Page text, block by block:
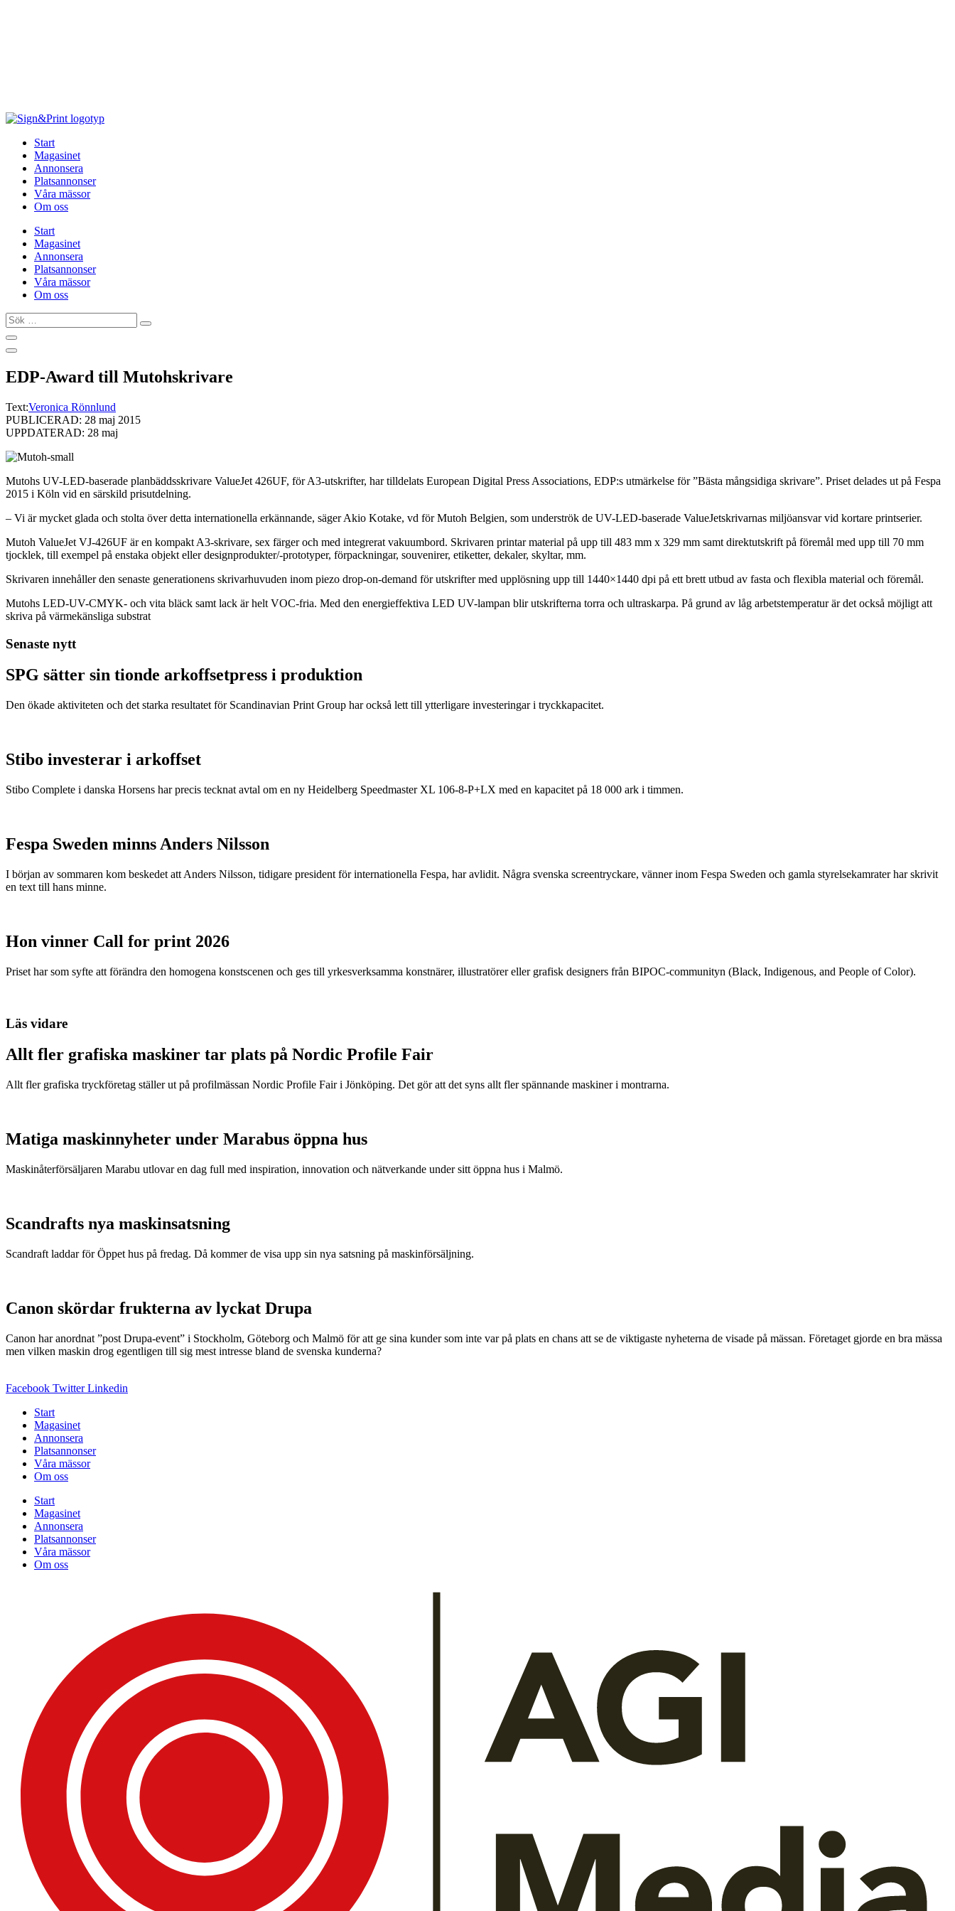
Start
Magasinet
Annonsera
Platsannonser
Våra mässor
Om oss
Start
Magasinet
Annonsera
Platsannonser
Våra mässor
Om oss
Sök
…
EDP-Award till Mutohskrivare
Text:Veronica Rönnlund
PUBLICERAD: 28 maj 2015
UPPDATERAD: 28 maj
Mutohs UV-LED-baserade planbäddsskrivare ValueJet 426UF, för A3-utskrifter, har tilldelats European Digital Press Associations, EDP:s utmärkelse för ”Bästa mångsidiga skrivare”. Priset delades ut på Fespa
2015 i Köln vid en särskild prisutdelning.
– Vi är mycket glada och stolta över detta internationella erkännande, säger Akio Kotake, vd för Mutoh Belgien, som underströk de UV-LED-baserade ValueJetskrivarnas miljöansvar vid kortare printserier.
Mutoh ValueJet VJ-426UF är en kompakt A3-skrivare, sex färger och med integrerat vakuumbord. Skrivaren printar material på upp till 483 mm x 329 mm samt direktutskrift på föremål med upp till 70 mm
tjocklek, till exempel på enstaka objekt eller designprodukter/-prototyper, förpackningar, souvenirer, etiketter, dekaler, skyltar, mm.
Skrivaren innehåller den senaste generationens skrivarhuvuden inom piezo drop-on-demand för utskrifter med upplösning upp till 1440×1440 dpi på ett brett utbud av fasta och flexibla material och föremål.
Mutohs LED-UV-CMYK- och vita bläck samt lack är helt VOC-fria. Med den energieffektiva LED UV-lampan blir utskrifterna torra och ultraskarpa. På grund av låg arbetstemperatur är det också möjligt att
skriva på värmekänsliga substrat
Senaste nytt
SPG sätter sin tionde arkoffsetpress i produktion
Den ökade aktiviteten och det starka resultatet för Scandinavian Print Group har också lett till ytterligare investeringar i tryckkapacitet.
Stibo investerar i arkoffset
Stibo Complete i danska Horsens har precis tecknat avtal om en ny Heidelberg Speedmaster XL 106-8-P+LX med en kapacitet på 18 000 ark i timmen.
Fespa Sweden minns Anders Nilsson
I början av sommaren kom beskedet att Anders Nilsson, tidigare president för internationella Fespa, har avlidit. Några svenska screentryckare, vänner inom Fespa Sweden och gamla styrelsekamrater har skrivit
en text till hans minne.
Hon vinner Call for print 2026
Priset har som syfte att förändra den homogena konstscenen och ges till yrkesverksamma konstnärer, illustratörer eller grafisk designers från BIPOC-communityn (Black, Indigenous, and People of Color).
Läs vidare
Allt fler grafiska maskiner tar plats på Nordic Profile Fair
Allt fler grafiska tryckföretag ställer ut på profilmässan Nordic Profile Fair i Jönköping. Det gör att det syns allt fler spännande maskiner i montrarna.
Matiga maskinnyheter under Marabus öppna hus
Maskinåterförsäljaren Marabu utlovar en dag full med inspiration, innovation och nätverkande under sitt öppna hus i Malmö.
Scandrafts nya maskinsatsning
Scandraft laddar för Öppet hus på fredag. Då kommer de visa upp sin nya satsning på maskinförsäljning.
Canon skördar frukterna av lyckat Drupa
Canon har anordnat ”post Drupa-event” i Stockholm, Göteborg och Malmö för att ge sina kunder som inte var på plats en chans att se de viktigaste nyheterna de visade på mässan. Företaget gjorde en bra mässa
men vilken maskin drog egentligen till sig mest intresse bland de svenska kunderna?
Facebook Twitter Linkedin
Start
Magasinet
Annonsera
Platsannonser
Våra mässor
Om oss
Start
Magasinet
Annonsera
Platsannonser
Våra mässor
Om oss